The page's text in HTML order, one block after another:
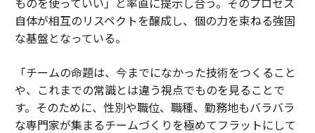
自体が相互のリスペクトを醸成し、個の力を束ねる強固
な基盤となっている。
「チームの命題は、今までになかった技術をつくること
や、これまでの常識とは違う視点でものを見ることで
す。そのために、性別や職位、職種、勤務地もバラバラ
な専門家が集まるチームづくりを極めてフラットにして